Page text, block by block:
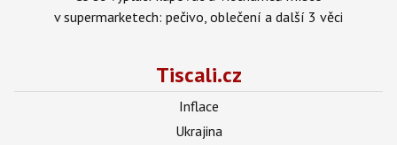
v supermarketech: pečivo, oblečení a další 3 věci
Tiscali.cz
Inflace
Ukrajina